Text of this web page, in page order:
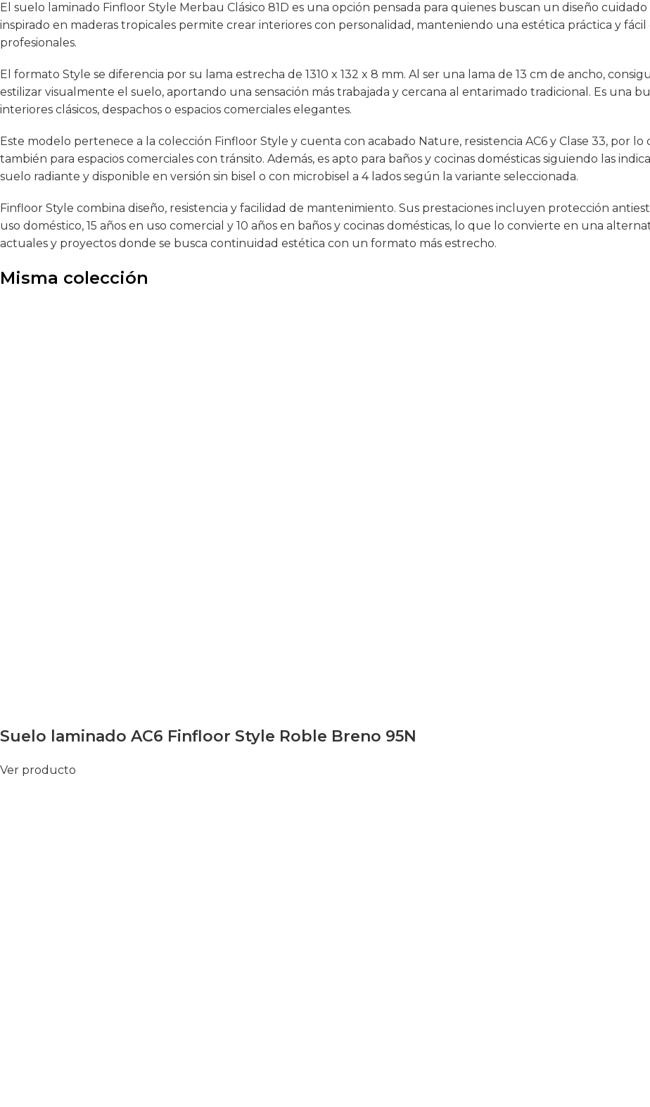
El suelo laminado Finfloor Style Merbau Clásico 81D es una opción pensada para quienes buscan un diseño
inspirado en maderas tropicales permite crear interiores con personalidad, manteniendo una estética práctica y
profesionales.
El formato Style se diferencia por su lama estrecha de 1310 x 132 x 8 mm. Al ser una lama de 13 cm de ancho,
estilizar visualmente el suelo, aportando una sensación más trabajada y cercana al entarimado tradicional. Es una
interiores clásicos, despachos o espacios comerciales elegantes.
Este modelo pertenece a la colección Finfloor Style y cuenta con acabado Nature, resistencia AC6 y Clase 33, por
también para espacios comerciales con tránsito. Además, es apto para baños y cocinas domésticas siguiendo las
suelo radiante y disponible en versión sin bisel o con microbisel a 4 lados según la variante seleccionada.
Finfloor Style combina diseño, resistencia y facilidad de mantenimiento. Sus prestaciones incluyen protección
uso doméstico, 15 años en uso comercial y 10 años en baños y cocinas domésticas, lo que lo convierte en una
actuales y proyectos donde se busca continuidad estética con un formato más estrecho.
Misma colección
Suelo laminado AC6 Finfloor Style Roble Breno 95N
Ver producto